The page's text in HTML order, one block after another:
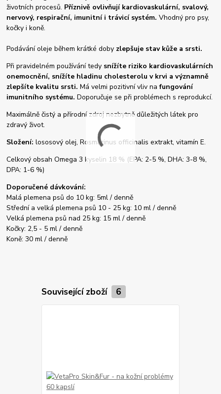
životních procesů. Příznivě ovlivňují kardiovaskulární, svalový,
nervový, respirační, imunitní i trávicí systém. Vhodný pro psy,
kočky i koně.
Podávání oleje během krátké doby zlepšuje stav kůže a srsti.
Při pravidelném používání tedy snížíte riziko kardiovaskulárních
onemocnění, snížíte hladinu cholesterolu v krvi a významně
zlepšíte kvalitu srsti. Má velmi pozitivní vliv nafungování
imunitního systému. Doporučuje se při problémech s reprodukcí.
Maximálně čistý a přírodní zdroj nezbytně důležitých látek pro
zdravý život.
Složení:lososový olej, Rosmarinus officinalis extrakt, vitamín E.
Celkový obsah Omega 3 kyselin 18 % (EPA: 2-5 %, DHA: 3-8 %,
DPA: 1-6 %)
Doporučené dávkování:
Malá plemena psů do 10 kg: 5ml / denně
Střední a velká plemena psů 10 - 25 kg: 10 ml / denně
Velká plemena psů nad 25 kg: 15 ml / denně
Kočky: 2,5 - 5 ml / denně
Koně: 30 ml / denně
Související zboží 6